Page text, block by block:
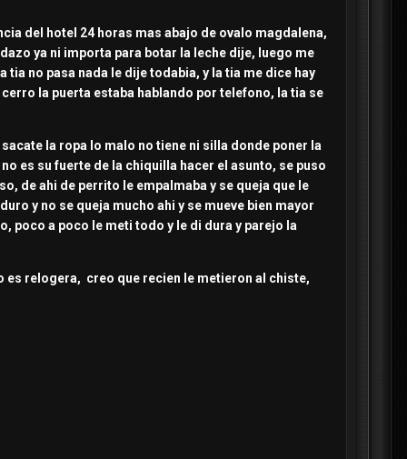
del hotel 24 horas mas abajo de ovalo magdalena,
ya ni importa para botar la leche dije, luego me
no pasa nada le dije todabia, y la tia me dice hay
la puerta estaba hablando por telefono, la tia se
la ropa lo malo no tiene ni silla donde poner la
es su fuerte de la chiquilla hacer el asunto, se puso
de ahi de perrito le empalmaba y se queja que le
y no se queja mucho ahi y se mueve bien mayor
poco a poco le meti todo y le di dura y parejo la
es relogera, creo que recien le metieron al chiste,